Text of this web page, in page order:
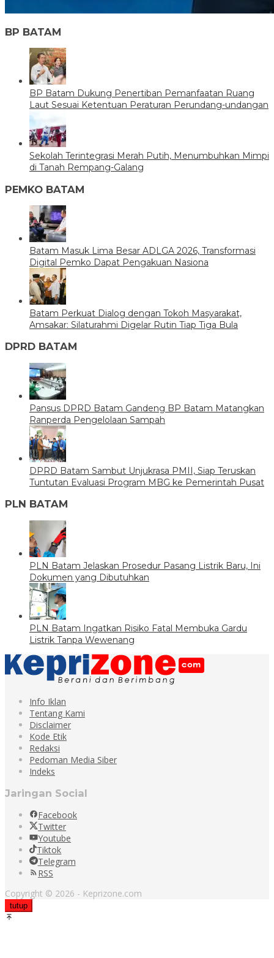
BP BATAM
BP Batam Dukung Penertiban Pemanfaatan Ruang
Laut Sesuai Ketentuan Peraturan Perundang-undangan
Sekolah Terintegrasi Merah Putih, Menumbuhkan Mimpi
di Tanah Rempang-Galang
PEMKO BATAM
Batam Masuk Lima Besar ADLGA 2026, Transformasi
Digital Pemko Dapat Pengakuan Nasiona
Batam Perkuat Dialog dengan Tokoh Masyarakat,
Amsakar: Silaturahmi Digelar Rutin Tiap Tiga Bula
DPRD BATAM
Pansus DPRD Batam Gandeng BP Batam Matangkan
Ranperda Pengelolaan Sampah
DPRD Batam Sambut Unjukrasa PMII, Siap Teruskan
Tuntutan Evaluasi Program MBG ke Pemerintah Pusat
PLN BATAM
PLN Batam Jelaskan Prosedur Pasang Listrik Baru, Ini
Dokumen yang Dibutuhkan
PLN Batam Ingatkan Risiko Fatal Membuka Gardu
Listrik Tanpa Wewenang
Info Iklan
Tentang Kami
Disclaimer
Kode Etik
Redaksi
Pedoman Media Siber
Indeks
Jaringan Social
Facebook
Twitter
Youtube
Tiktok
Telegram
RSS
Copyright © 2026 - Keprizone.com
tutup